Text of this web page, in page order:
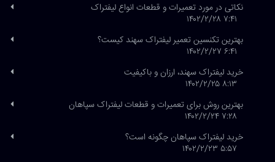
نکاتی در مورد تعمیرات و قطعات انواع لیفتراک
۷:۴۱ ۱۴۰۲/۲/۲۸
بهترین تکنسین تعمیر لیفتراک سهند کیست؟
۶:۴۱ ۱۴۰۲/۲/۲۷
خرید لیفتراک سهند، ارزان و باکیفیت
۸:۱۳ ۱۴۰۲/۲/۲۵
بهترین روش برای تعمیرات و قطعات لیفتراک سپاهان
۷:۲۸ ۱۴۰۲/۲/۲۴
خرید لیفتراک سپاهان چگونه است؟
۵:۵۷ ۱۴۰۲/۲/۲۳